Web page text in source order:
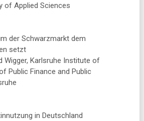
of Applied Sciences
der Schwarzmarkt dem
setzt
Wigger, Karlsruhe Institute of
Public Finance and Public
in Deutschland